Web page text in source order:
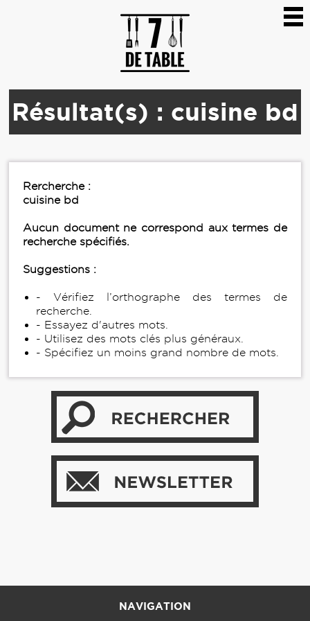
Résultat(s) : cuisine bd
Rercherche :
cuisine bd
Aucun document ne correspond aux termes de
recherche spécifiés.
Suggestions :
- Vérifiez l’orthographe des termes de
recherche.
- Essayez d'autres mots.
- Utilisez des mots clés plus généraux.
- Spécifiez un moins grand nombre de mots.
NAVIGATION